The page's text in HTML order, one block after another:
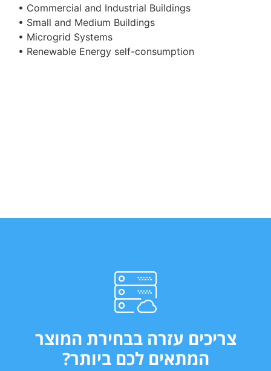
• Commercial and Industrial Buildings
• Small and Medium Buildings
• Microgrid Systems
• Renewable Energy self-consumption
צריכים עזרה בבחירת המוצר
המתאים לכם ביותר?